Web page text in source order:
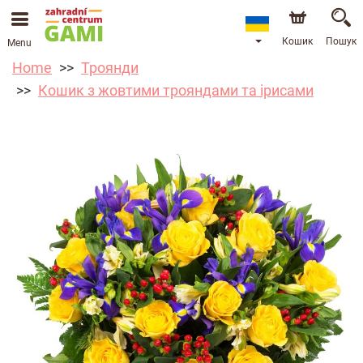
Menu Кошик Пошук
Home
Троянди
Кошик з жовтими трояндами та ірисами